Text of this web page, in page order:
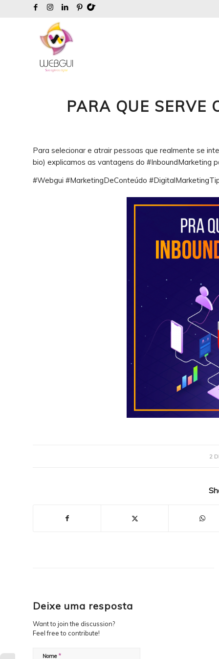
PARA QUE SERVE
Para selecionar e atrair pessoas que realmente se
bio) explicamos as vantagens do #InboundMarketing
#Webgui #MarketingDeConteúdo
2
Deixe uma resposta
Want to join the discussion?
Feel free to contribute!
Nome *